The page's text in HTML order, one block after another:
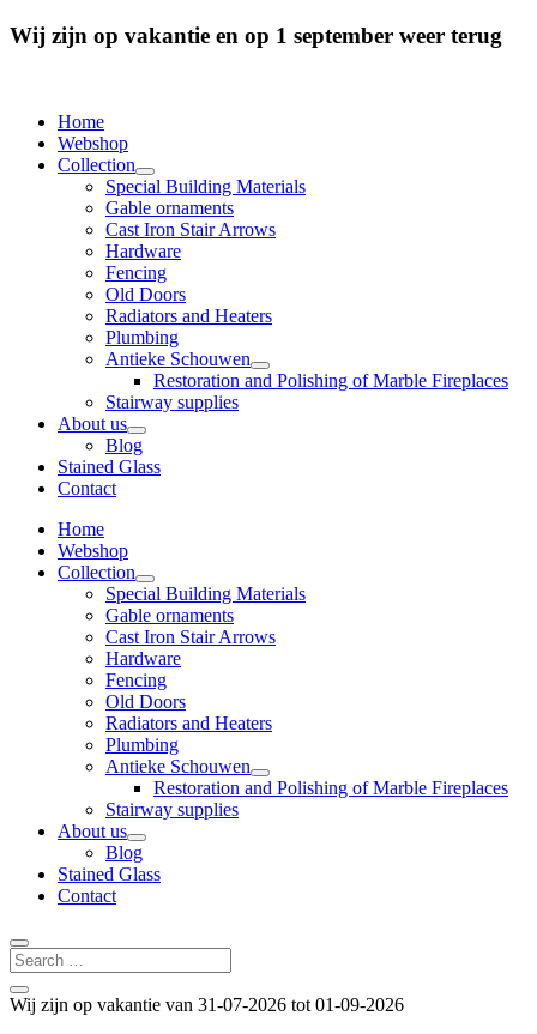
Wij zijn op vakantie en op 1 september weer terug
Home
Webshop
Collection
Special Building Materials
Gable ornaments
Cast Iron Stair Arrows
Hardware
Fencing
Old Doors
Radiators and Heaters
Plumbing
Antieke Schouwen
Restoration and Polishing of Marble Fireplaces
Stairway supplies
About us
Blog
Stained Glass
Contact
Home
Webshop
Collection
Special Building Materials
Gable ornaments
Cast Iron Stair Arrows
Hardware
Fencing
Old Doors
Radiators and Heaters
Plumbing
Antieke Schouwen
Restoration and Polishing of Marble Fireplaces
Stairway supplies
About us
Blog
Stained Glass
Contact
Wij zijn op vakantie van 31-07-2026 tot 01-09-2026